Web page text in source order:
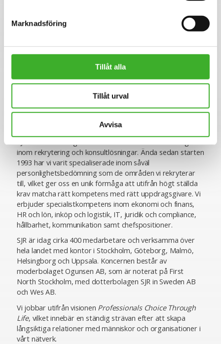
Marknadsföring
Tillåt alla
Tillåt urval
Avvisa
stöd. Vi är lyhörda för dina behov och du kommer att ha
en nära relation med din konsultchef som stöttar dig i din
inom rekrytering och konsultlösningar. Ända sedan starten
1993 har vi varit specialiserade inom såväl
personlighetsbedömning som de områden vi rekryterar
till, vilket ger oss en unik förmåga att utifrån högt ställda
krav matcha rätt kompetens med rätt uppdragsgivare. Vi
erbjuder specialistkompetens inom ekonomi och finans,
HR och lön, inköp och logistik, IT, juridik och compliance,
hållbarhet, kommunikation samt chefspositioner.
SJR är idag cirka 400 medarbetare och verksamma över
hela landet med kontor i Stockholm, Göteborg, Malmö,
Helsingborg och Uppsala. Koncernen består av
moderbolaget Ogunsen AB, som är noterat på First
North Stockholm, med dotterbolagen SJR in Sweden AB
och Wes AB.
Vi jobbar utifrån visionen Professionals Choice Through
Life, vilket innebär en ständig strävan efter att skapa
långsiktiga relationer med människor och organisationer i
vårt nätverk.